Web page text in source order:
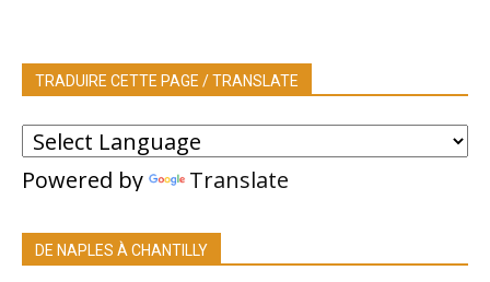
TRADUIRE CETTE PAGE / TRANSLATE
Powered by Translate
DE NAPLES À CHANTILLY